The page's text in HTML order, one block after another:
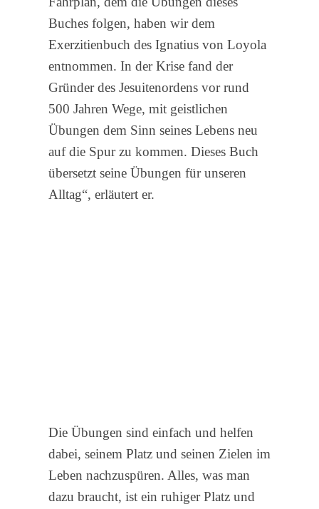
Buches folgen, haben wir dem
Exerzitienbuch des Ignatius von Loyola
entnommen. In der Krise fand der
Gründer des Jesuitenordens vor rund
500 Jahren Wege, mit geistlichen
Übungen dem Sinn seines Lebens neu
auf die Spur zu kommen. Dieses Buch
übersetzt seine Übungen für unseren
Alltag“, erläutert er.
Die Übungen sind einfach und helfen
dabei, seinem Platz und seinen Zielen im
Leben nachzuspüren. Alles, was man
dazu braucht, ist ein ruhiger Platz und